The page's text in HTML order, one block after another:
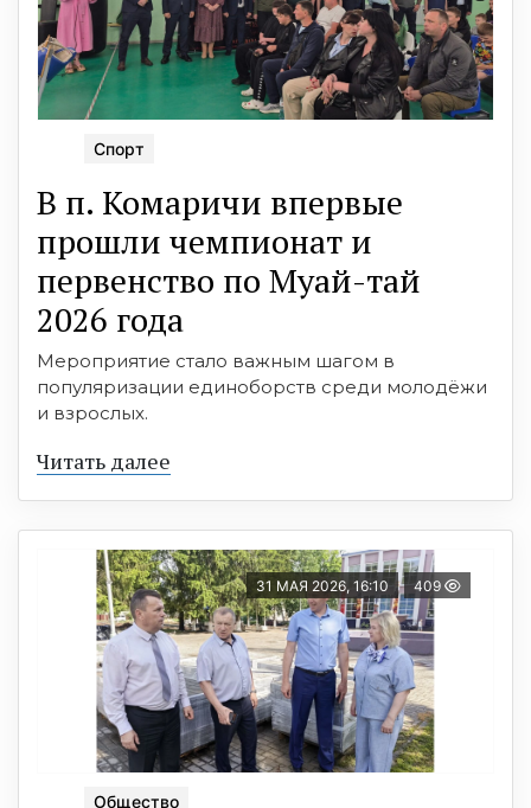
Спорт
В п. Комаричи впервые
прошли чемпионат и
первенство по Муай-тай
2026 года
Мероприятие стало важным шагом в
популяризации единоборств среди молодёжи
и взрослых.
Читать далее
31 МАЯ 2026, 16:10 409
Общество